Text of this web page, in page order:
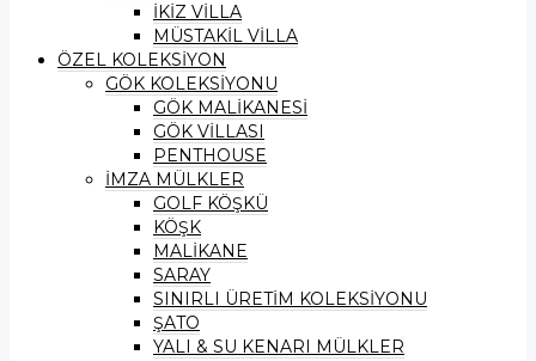
İKİZ VİLLA
MÜSTAKİL VİLLA
ÖZEL KOLEKSİYON
GÖK KOLEKSİYONU
GÖK MALİKANESİ
GÖK VİLLASI
PENTHOUSE
İMZA MÜLKLER
GOLF KÖŞKÜ
KÖŞK
MALİKANE
SARAY
SINIRLI ÜRETİM KOLEKSİYONU
ŞATO
YALI & SU KENARI MÜLKLER